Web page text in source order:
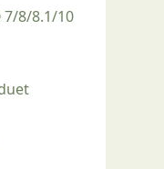
7/8/8.1/10